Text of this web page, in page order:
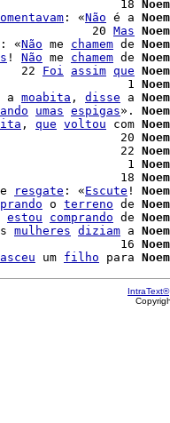
18
: «Não é a
20 Mas
«Não me chamem de
! Não me chamem de
22 Foi assim que
1
a moabita , disse a
umas espigas».
, que voltou com
20
22
1
18
resgate : «Escute !
o terreno de
estou comprando de
mulheres diziam a
16
um filho para
IntraText®